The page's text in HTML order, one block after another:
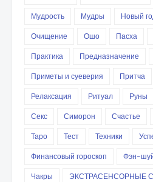
Мудрость
Мудры Новый
Очищение
Ошо Пасха
Практика
Предназначение
Приметы и суеверия
Притча
Релаксация
Ритуал Руны
Секс
Симорон Счастье
Таро
Тест Техники
Финансовый гороскоп
Фэн-
Чакры
ЭКСТРАСЕНСОРНЫЕ